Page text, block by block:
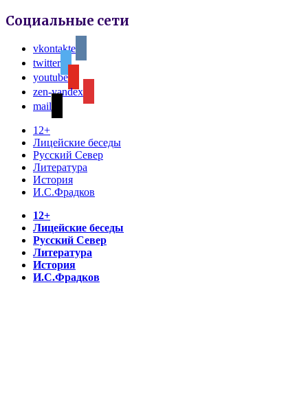
Социальные сети
vkontakte
twitter
youtube
zen-yandex
mail
12+
Лицейские беседы
Русский Север
Литература
История
И.С.Фрадков
12+
Лицейские беседы
Русский Север
Литература
История
И.С.Фрадков